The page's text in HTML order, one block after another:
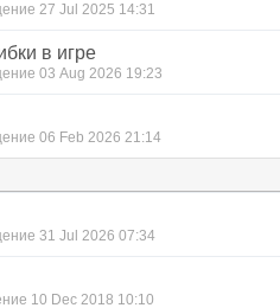
27 Jul 2025 14:31
в игре
03 Aug 2026 19:23
06 Feb 2026 21:14
31 Jul 2026 07:34
10 Dec 2018 10:10